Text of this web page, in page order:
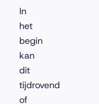
In
het
begin
kan
dit
tijdrovend
of